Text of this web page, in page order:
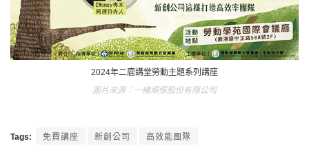
2024年二鹿講堂勞動主題系列講座
一緒頑張股份有限公司
Tags: 免費講座 新創公司 高效能團隊